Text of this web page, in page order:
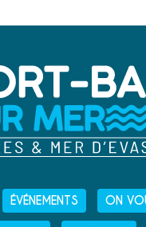
ÉVÉNEMENTS ON